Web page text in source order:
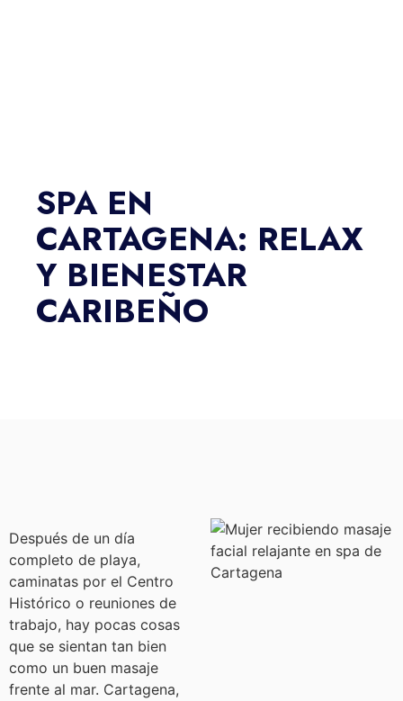
SPA EN
CARTAGENA: RELAX
Y BIENESTAR
CARIBEÑO
Después de un día
completo de playa,
caminatas por el Centro
Histórico o reuniones de
trabajo, hay pocas cosas
que se sientan tan bien
como un buen masaje
frente al mar. Cartagena,